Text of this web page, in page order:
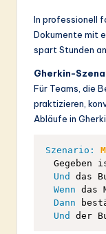
In professionell
Dokumente mit
spart Stunden
Gherkin-
Für Teams, die
praktizieren,
Abläufe in
Szenario:
Gegeben
Und
das
Wenn das
Dann
Und
der